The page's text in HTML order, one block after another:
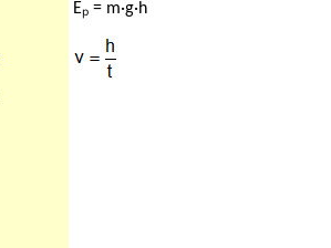
Eₚ = m·g·h